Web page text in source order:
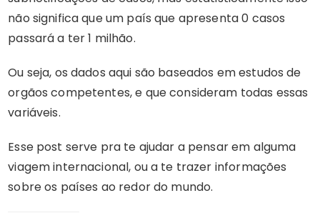
não significa que um país que apresenta 0 casos
passará a ter 1 milhão.
Ou seja, os dados aqui são baseados em estudos de
orgãos competentes, e que consideram todas essas
variáveis.
Esse post serve pra te ajudar a pensar em alguma
viagem internacional, ou a te trazer informações
sobre os países ao redor do mundo.